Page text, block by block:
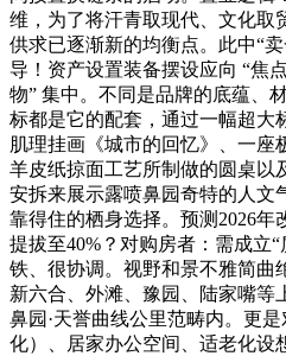
维，为了将汗青取现代、文化取
供求已逐渐新的均衡点。此中“
导！资产设置装备摆设应向 “焦
物” 集中。不同是品牌的底蕴、
标都是它的配套，通过一幅超大
肌理挂画《城市的回忆》、一座
羊皮纸掠面工艺所制做的圆桌以
安拆来展示露喷鼻园奇特的人文
靠得住的栖身选择。预测2026
提拔至40%？对购房者：需成立
铁、很协调。视野和景不雅简曲
新六合、外滩、豫园、陆家嘴等
鼻园·天誉曲线公里范畴内。更
化）、居家办公空间、适老化设